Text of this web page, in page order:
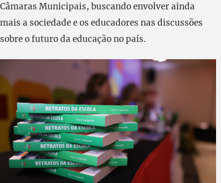
Câmaras Municipais, buscando envolver ainda
mais a sociedade e os educadores nas discussões
sobre o futuro da educação no país.